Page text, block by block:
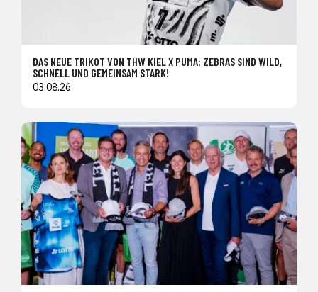
DAS NEUE TRIKOT VON THW KIEL X PUMA: ZEBRAS SIND WILD,
SCHNELL UND GEMEINSAM STARK!
03.08.26